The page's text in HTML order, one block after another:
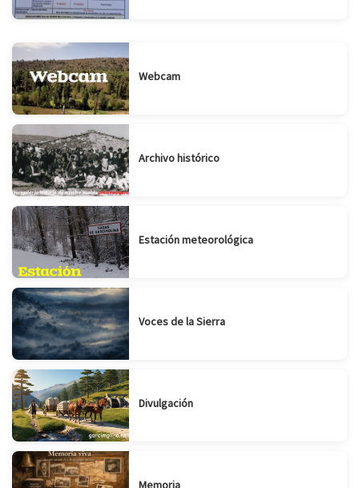
Webcam
Archivo histórico
Estación meteorológica
Voces de la Sierra
Divulgación
Memoria